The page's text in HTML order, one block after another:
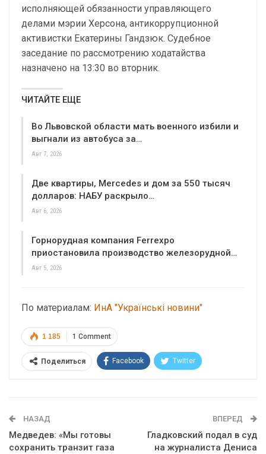
исполняющей обязанности управляющего
делами мэрии Херсона, антикоррупционной
активистки Екатерины Гандзюк. Судебное
заседание по рассмотрению ходатайства
назначено на 13:30 во вторник.
ЧИТАЙТЕ ЕЩЕ
Во Львовской области мать военного избили и
выгнали из автобуса за…
Авг 7, 2026
Две квартиры, Mercedes и дом за 550 тысяч
долларов: НАБУ раскрыло…
Авг 6, 2026
Горнорудная компания Ferrexpo
приостановила производство железорудной…
Авг 5, 2026
По материалам: ИнА "Українські новини"
1 Comment
1 185
Поделиться Facebook Twitter
НАЗАД
Медведев: «Мы готовы
сохранить транзит газа
ВПЕРЕД
Гладковский подал в суд
на журналиста Дениса